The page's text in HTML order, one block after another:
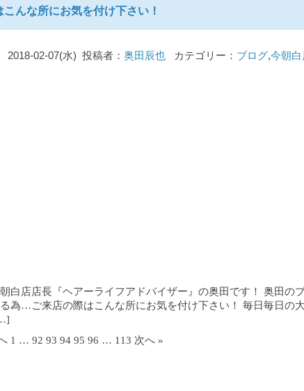
んな所にお気を付け下さい！
2018-02-07(水) 投稿者： 奥田辰也カテゴリー： ブログ,今朝白
白店店長『ヘアーライフアドバイザー』の奥田です！ 奥田の
為…ご来店の際はこんな所にお気を付け下さい！ 毎日毎日の大
1 … 92 93 94 95 96 … 113 次へ »